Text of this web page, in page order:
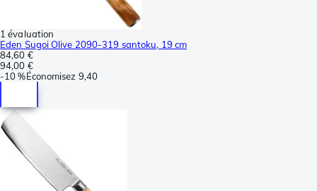
1 évaluation
Eden Sugoi Olive 2090-319 santoku, 19 cm
84,60 €
94,00 €
-10 %Économisez 9,40